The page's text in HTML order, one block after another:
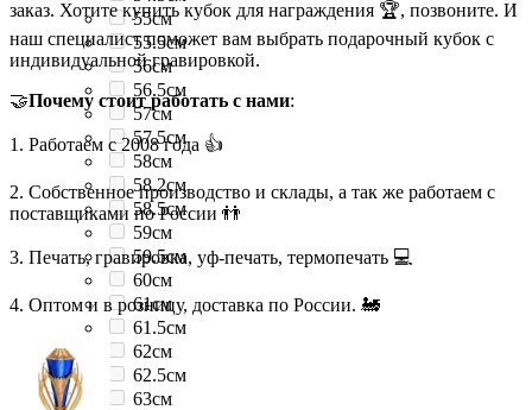
55см
55.5см
56см
56.5см
57см
57.5см
58см
58.2см
58.5см
59см
59.5см
60см
61см
61.5см
62см
62.5см
63см
заказ. Хотите купить кубок для награждения 🏆, позвоните. И
наш специалист поможет вам выбрать подарочный кубок с
индивидуальной гравировкой.
🤝Почему стоит работать с нами:
1. Работаем с 2008 года 👍
2. Собственное производство и склады, а так же работаем с
поставщиками по России 👬
3. Печать, гравировка, уф-печать, термопечать 💻
4. Оптом и в розницу, доставка по России. 🚂